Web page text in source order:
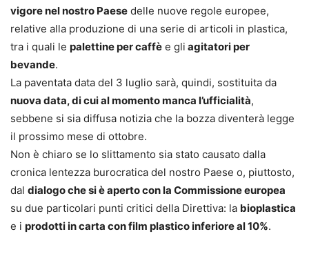
vigore nel nostro Paese delle nuove regole europee,
relative alla produzione di una serie di articoli in plastica,
tra i quali le palettine per caffè e gli agitatori per
bevande.
La paventata data del 3 luglio sarà, quindi, sostituita da
nuova data, di cui al momento manca l’ufficialità,
sebbene si sia diffusa notizia che la bozza diventerà legge
il prossimo mese di ottobre.
Non è chiaro se lo slittamento sia stato causato dalla
cronica lentezza burocratica del nostro Paese o, piuttosto,
dal dialogo che si è aperto con la Commissione europea
su due particolari punti critici della Direttiva: la bioplastica
e i prodotti in carta con film plastico inferiore al 10%.